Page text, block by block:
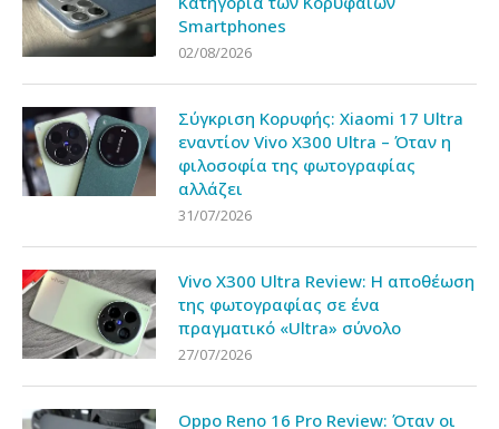
Smartphones
02/08/2026
Σύγκριση Κορυφής: Xiaomi 17 Ultra
εναντίον Vivo X300 Ultra – Όταν η
φιλοσοφία της φωτογραφίας
αλλάζει
31/07/2026
Vivo X300 Ultra Review: Η αποθέωση
της φωτογραφίας σε ένα
πραγματικό «Ultra» σύνολο
27/07/2026
Oppo Reno 16 Pro Review: Όταν οι